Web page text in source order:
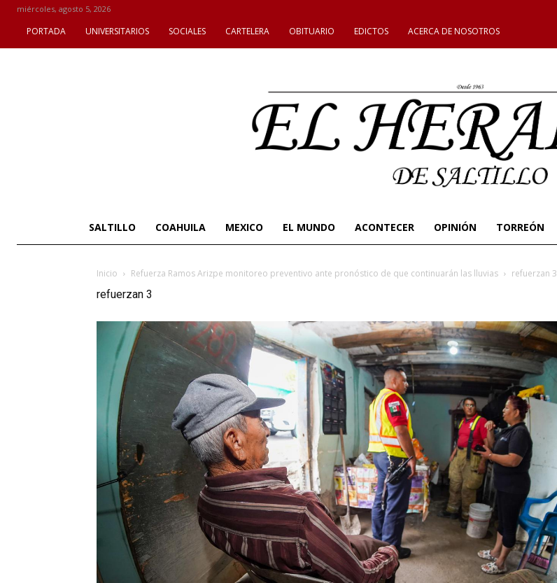
miércoles, agosto 5, 2026
PORTADA UNIVERSITARIOS SOCIALES CARTELERA OBITUARIO EDICTOS ACERCA DE NOSOTROS
SALTILLO COAHUILA MEXICO EL MUNDO ACONTECER OPINIÓN TORREÓN
Inicio Refuerza Ramos Arizpe monitoreo preventivo ante pronóstico de que continuarán las lluvias refuerzan 3
refuerzan 3